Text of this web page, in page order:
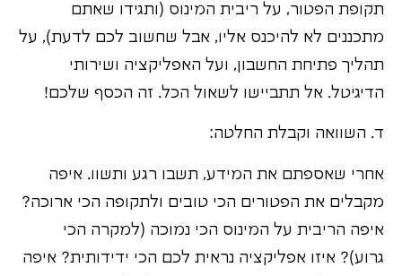
תקופת הפטור, על ריבית המינוס (ותגידו שאתם
מתכננים לא להיכנס אליו, אבל שחשוב לכם לדעת), על
תהליך פתיחת החשבון, ועל האפליקציה ושירותי
הדיגיטל. אל תתביישו לשאול הכל. זה הכסף שלכם!
ד. השוואה וקבלת החלטה:
אחרי שאספתם את המידע, תשבו רגע ותשוו. איפה
מקבלים את הפטורים הכי טובים ולתקופה הכי ארוכה?
איפה הריבית על המינוס הכי נמוכה (למקרה הכי
גרוע)? איזו אפליקציה נראית לכם הכי ידידותית? איפה